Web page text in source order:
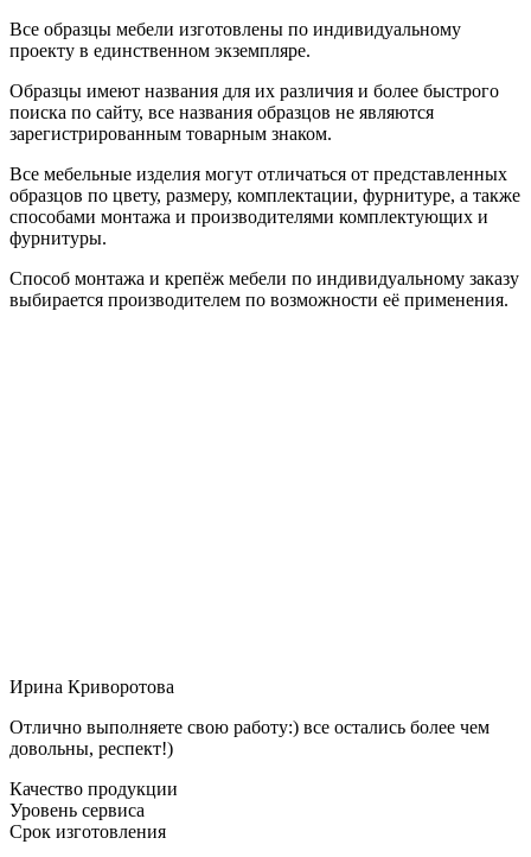
Все образцы мебели изготовлены по индивидуальному
проекту в единственном экземпляре.
Образцы имеют названия для их различия и более быстрого
поиска по сайту, все названия образцов не являются
зарегистрированным товарным знаком.
Все мебельные изделия могут отличаться от представленных
образцов по цвету, размеру, комплектации, фурнитуре, а также
способами монтажа и производителями комплектующих и
фурнитуры.
Способ монтажа и крепёж мебели по индивидуальному заказу
выбирается производителем по возможности её применения.
Ирина Криворотова
Отлично выполняете свою работу:) все остались более чем
довольны, респект!)
Качество продукции
Уровень сервиса
Срок изготовления